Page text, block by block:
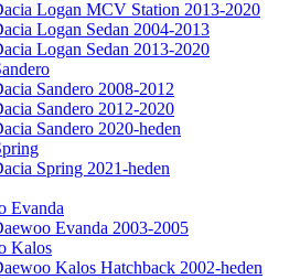
Logan MCV Station 2013-2020
Logan Sedan 2004-2013
Logan Sedan 2013-2020
Sandero 2008-2012
Sandero 2012-2020
Sandero 2020-heden
Spring 2021-heden
Evanda
Evanda 2003-2005
Kalos
Kalos Hatchback 2002-heden